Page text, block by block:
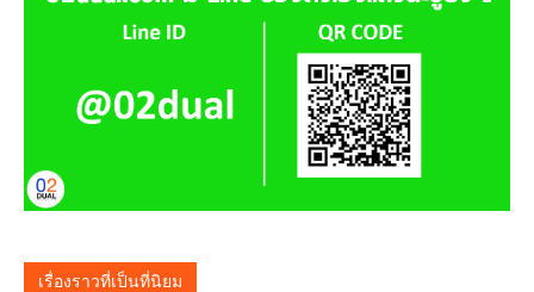
เรื่องราวที่เป็นที่นิยม